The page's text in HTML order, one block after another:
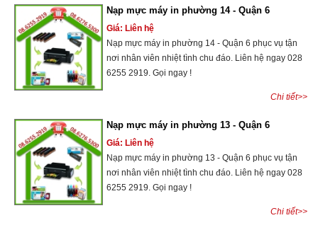
Nạp mực máy in phường 14 - Quận 6
Giá: Liên hệ
Nạp mực máy in phường 14 - Quận 6 phục vụ tận
nơi nhân viên nhiệt tình chu đáo. Liên hệ ngay 028
6255 2919. Gọi ngay !
Chi tiết>>
Nạp mực máy in phường 13 - Quận 6
Giá: Liên hệ
Nạp mực máy in phường 13 - Quận 6 phục vụ tận
nơi nhân viên nhiệt tình chu đáo. Liên hệ ngay 028
6255 2919. Gọi ngay !
Chi tiết>>